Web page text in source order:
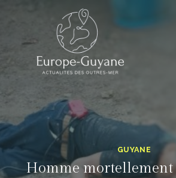
content
GUYANE
Homme mortellement